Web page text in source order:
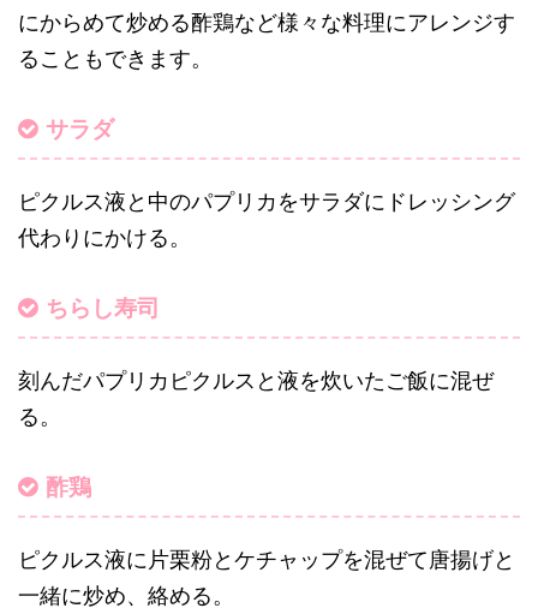
にからめて炒める酢鶏など様々な料理にアレンジす
ることもできます。
サラダ
ピクルス液と中のパプリカをサラダにドレッシング
代わりにかける。
ちらし寿司
刻んだパプリカピクルスと液を炊いたご飯に混ぜ
る。
酢鶏
ピクルス液に片栗粉とケチャップを混ぜて唐揚げと
一緒に炒め、絡める。